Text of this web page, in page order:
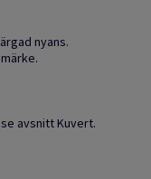
nyans.
avsnitt Kuvert.